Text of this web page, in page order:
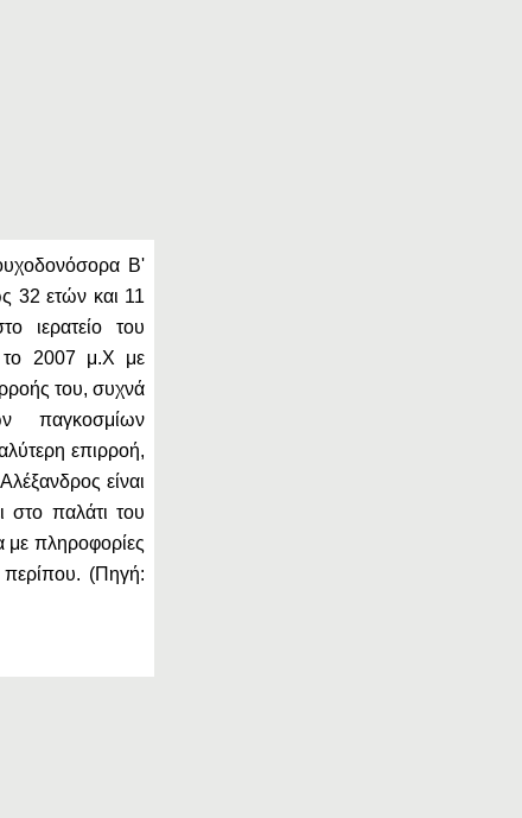
Β'
32 ετών και 11
ιερατείο του
το 2007 μ.Χ με
του, συχνά
παγκοσμίων
επιρροή,
είναι
στο παλάτι του
πληροφορίες
περίπου. (Πηγή: